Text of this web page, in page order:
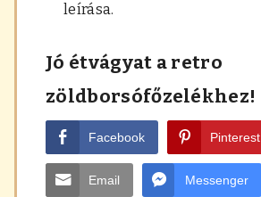
leírása.
Jó étvágyat a retro
zöldborsófőzelékhez!
Facebook Pinterest
Email Messenger